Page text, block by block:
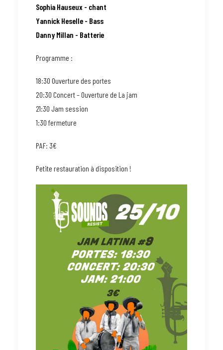
Sophia Hauseux - chant
Yannick Heselle - Bass
Danny Millan - Batterie
Programme :
18:30 Ouverture des portes
20:30 Concert – Ouverture de La jam
21:30 Jam session
1:30 fermeture
PAF: 3€
Petite restauration à disposition !